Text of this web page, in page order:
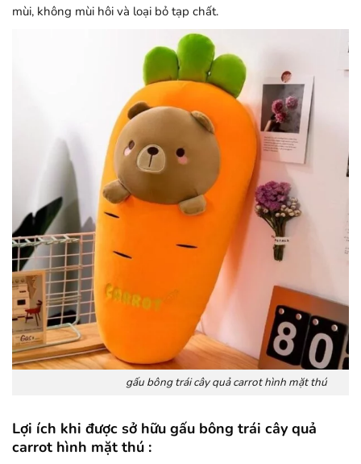
mùi, không mùi hôi và loại bỏ tạp chất.
gấu bông trái cây quả carrot hình mặt thú
Lợi ích khi được sở hữu gấu bông trái cây quả
carrot hình mặt thú :